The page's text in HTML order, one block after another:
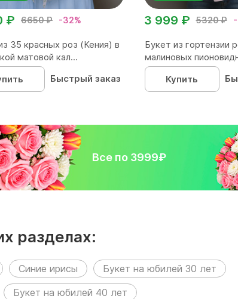
6650 ₽ -32%
₽
35 красных роз (Кения) в
матовой кал...
Быстрый заказ
5320 ₽
3 999 ₽
Букет из гортензии
малиновых
Купить
Все по 3999₽
разделах:
Синие ирисы
Букет на юбилей 30 лет
Букет на юбилей 40 лет